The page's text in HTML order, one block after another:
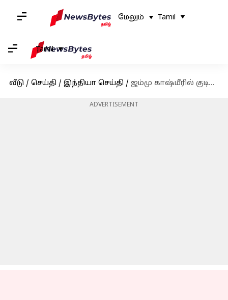
மேலும் Tamil
Tamil
வீடு / செய்தி / இந்தியா செய்தி / ஜம்மு காஷ்மீரில் குடியரசு தலைவர் ஆட்சி ரத்து; ஒமர் அப்துல்லா அரசு விரைவில் பதவி ஏற்பு
ADVERTISEMENT